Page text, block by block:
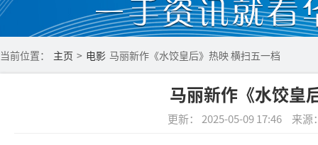
当前位置： 主页 > 电影 马丽新作《水饺皇后》热映 横扫五一档
马丽新作《水饺皇
更新： 2025-05-09 17:46 来源